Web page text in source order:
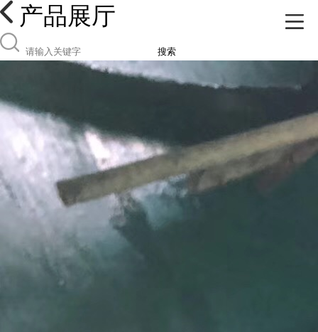
产品展厅
搜索